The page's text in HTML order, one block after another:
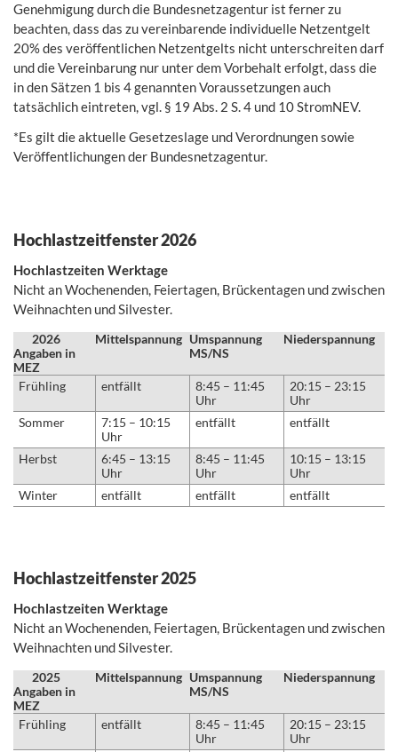
Genehmigung durch die Bundesnetzagentur ist ferner zu
beachten, dass das zu vereinbarende individuelle Netzentgelt
20% des veröffentlichen Netzentgelts nicht unterschreiten darf
und die Vereinbarung nur unter dem Vorbehalt erfolgt, dass die
in den Sätzen 1 bis 4 genannten Voraussetzungen auch
tatsächlich eintreten, vgl. § 19 Abs. 2 S. 4 und 10 StromNEV.
*Es gilt die aktuelle Gesetzeslage und Verordnungen sowie
Veröffentlichungen der Bundesnetzagentur.
Hochlastzeitfenster 2026
Hochlastzeiten Werktage
Nicht an Wochenenden, Feiertagen, Brückentagen und zwischen
Weihnachten und Silvester.
2026
Angaben in
MEZ
Mittelspannung Umspannung
MS/NS
Niederspannung
Frühling entfällt
8:45 – 11:45
Uhr
20:15 – 23:15
Uhr
Sommer
7:15 – 10:15
Uhr
entfällt entfällt
Herbst
6:45 – 13:15
Uhr
8:45 – 11:45
Uhr
10:15 – 13:15
Uhr
Winter
entfällt entfällt entfällt
Hochlastzeitfenster 2025
Hochlastzeiten Werktage
Nicht an Wochenenden, Feiertagen, Brückentagen und zwischen
Weihnachten und Silvester.
2025
Angaben in
MEZ
Mittelspannung Umspannung
MS/NS
Niederspannung
Frühling entfällt
8:45 – 11:45
Uhr
20:15 – 23:15
Uhr